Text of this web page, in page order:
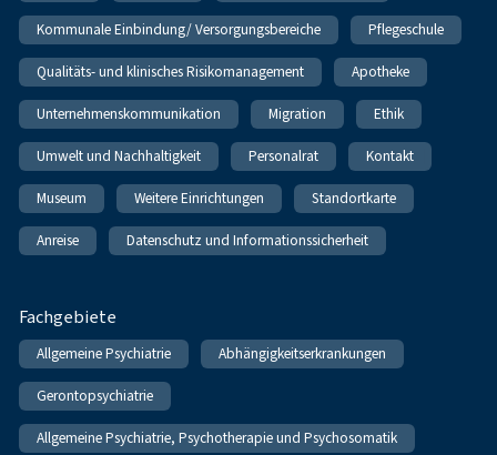
Kommunale Einbindung/ Versorgungsbereiche Pflegeschule
Qualitäts- und klinisches Risikomanagement Apotheke
Unternehmenskommunikation Migration Ethik
Umwelt und Nachhaltigkeit Personalrat Kontakt
Museum Weitere Einrichtungen Standortkarte
Anreise Datenschutz und Informationssicherheit
Fachgebiete
Allgemeine Psychiatrie Abhängigkeitserkrankungen
Gerontopsychiatrie
Allgemeine Psychiatrie, Psychotherapie und Psychosomatik